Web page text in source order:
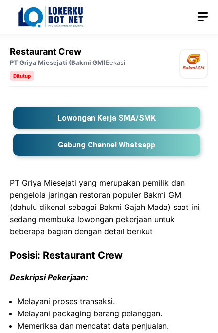
Langsung
Restaurant Crew
PT Griya Miesejati (Bakmi GM)Bekasi
Ditutup
Lowongan Kerja SMA/SMK
Gabung Channel Whatsapp
PT Griya Miesejati yang merupakan pemilik dan
pengelola jaringan restoran populer Bakmi GM
(dahulu dikenal sebagai Bakmi Gajah Mada) saat ini
sedang membuka lowongan pekerjaan untuk
beberapa bagian dengan detail berikut
Posisi: Restaurant Crew
Deskripsi Pekerjaan:
Melayani proses transaksi.
Melayani packaging barang pelanggan.
Memeriksa dan mencatat data penjualan.